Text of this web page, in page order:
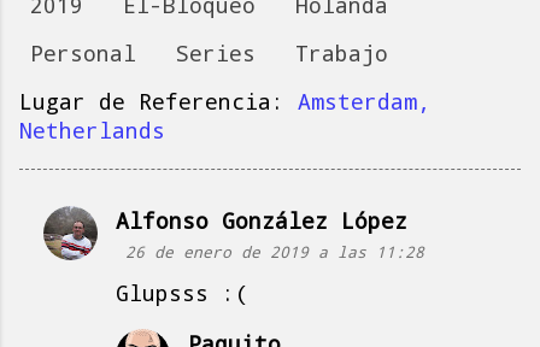
Personal
Series
Trabajo
Lugar de Referencia: Amsterdam,
Netherlands
C
o
Alfonso González López
26 de enero de 2019 a las 11:28
Glupsss :(